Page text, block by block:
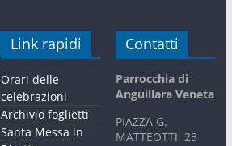
Link rapidi
Orari delle
celebrazioni
Archivio foglietti
Santa Messa in
Contatti
Parrocchia di
Anguillara Veneta
PIAZZA G.
MATTEOTTI, 23